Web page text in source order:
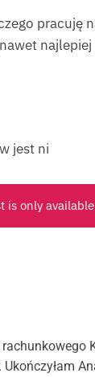
jest ni
is only